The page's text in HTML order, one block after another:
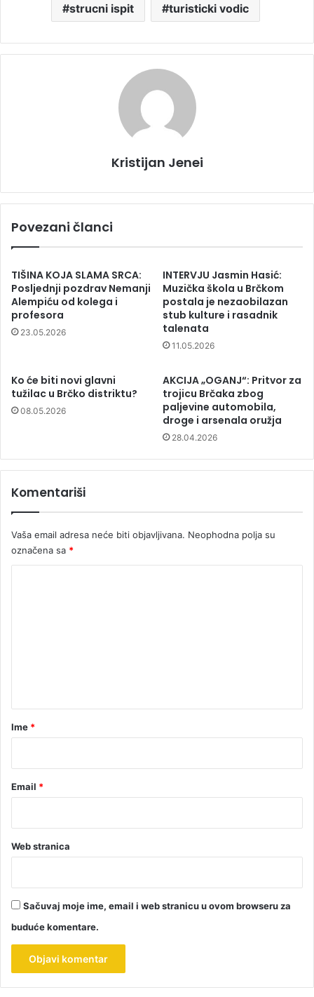
strucni ispit turisticki vodic
Kristijan Jenei
Povezani članci
TIŠINA KOJA SLAMA SRCA:
Posljednji pozdrav Nemanji
Alempiću od kolega i
profesora
23.05.2026
INTERVJU Jasmin Hasić:
Muzička škola u Brčkom
postala je nezaobilazan
stub kulture i rasadnik
talenata
11.05.2026
Ko će biti novi glavni
tužilac u Brčko distriktu?
08.05.2026
AKCIJA „OGANJ“: Pritvor za
trojicu Brčaka zbog
paljevine automobila,
droge i arsenala oružja
28.04.2026
Komentariši
Vaša email adresa neće biti objavljivana. Neophodna polja su
označena sa *
rIme *
Email *
Web stranica
Sačuvaj moje ime, email i web stranicu u ovom browseru za
buduće komentare.